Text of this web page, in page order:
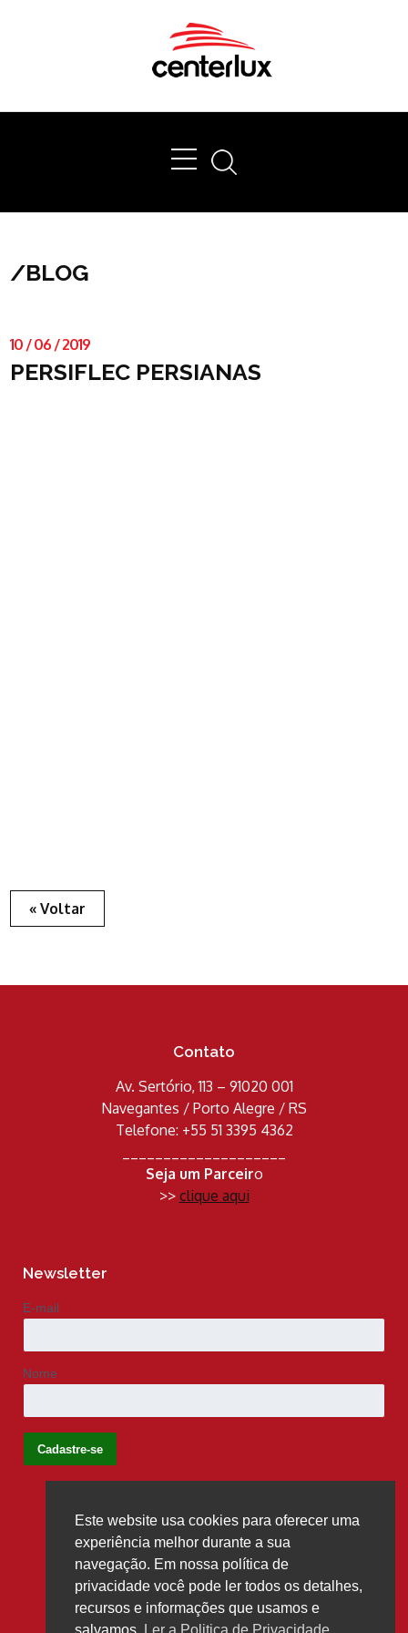
/BLOG
10 /06 /2019
PERSIFLEC PERSIANAS
« Voltar
Contato
Av. Sertório, 113 – 91020 001
Navegantes / Porto Alegre / RS
Telefone: +55 51 3395 4362
Seja um Parceiro
>> clique aqui
Newsletter
E-mail
Nome
Siga-nos
Este website usa cookies para oferecer uma
experiência melhor durante a sua
navegação. Em nossa política de
privacidade você pode ler todos os detalhes,
recursos e informações que usamos e